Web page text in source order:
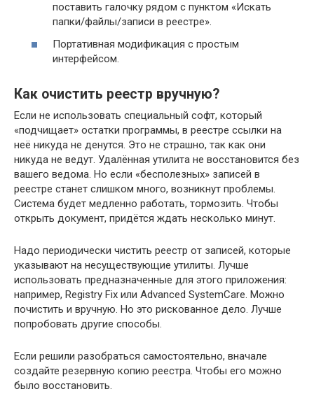
поставить галочку рядом с пунктом «Искать
папки/файлы/записи в реестре».
Портативная модификация с простым
интерфейсом.
Как очистить реестр вручную?
Если не использовать специальный софт, который
«подчищает» остатки программы, в реестре ссылки на
неё никуда не денутся. Это не страшно, так как они
никуда не ведут. Удалённая утилита не восстановится без
вашего ведома. Но если «бесполезных» записей в
реестре станет слишком много, возникнут проблемы.
Система будет медленно работать, тормозить. Чтобы
открыть документ, придётся ждать несколько минут.
Надо периодически чистить реестр от записей, которые
указывают на несуществующие утилиты. Лучше
использовать предназначенные для этого приложения:
например, Registry Fix или Advanced SystemCare. Можно
почистить и вручную. Но это рискованное дело. Лучше
попробовать другие способы.
Если решили разобраться самостоятельно, вначале
создайте резервную копию реестра. Чтобы его можно
было восстановить.